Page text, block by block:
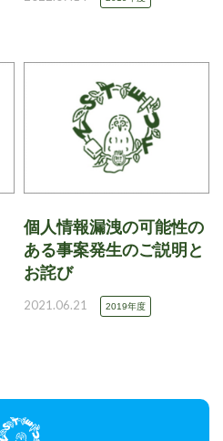
個人情報漏洩の可能性の
ある事案発生のご説明と
お詫び
2021.06.21 2019年度